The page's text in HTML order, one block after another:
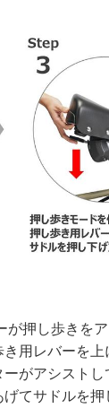
が押し歩きを
用レバーを上
がアシストし
てサドルを押